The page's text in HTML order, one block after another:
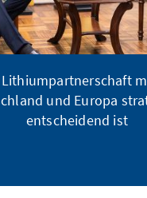
Lithiumpartnerschaft
und Europa
entscheidend ist